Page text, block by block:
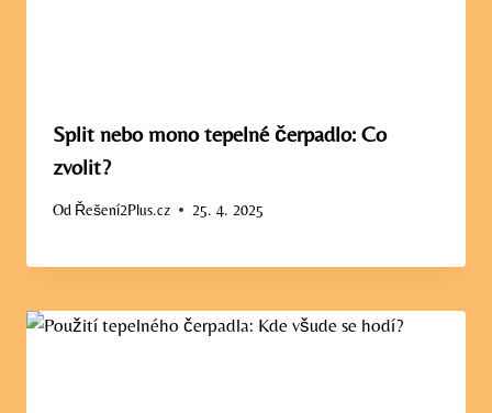
Split nebo mono tepelné čerpadlo: Co
zvolit?
Od Řešení2Plus.cz 25. 4. 2025